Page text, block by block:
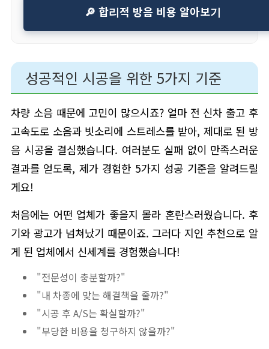
🔎 합리적 방음 비용 알아보기
성공적인 시공을 위한 5가지 기준
차량 소음 때문에 고민이 많으시죠? 얼마 전 신차 출고 후
고속도로 소음과 빗소리에 스트레스를 받아, 제대로 된 방
음 시공을 결심했습니다. 여러분도 실패 없이 만족스러운
결과를 얻도록, 제가 경험한 5가지 성공 기준을 알려드릴
게요!
처음에는 어떤 업체가 좋을지 몰라 혼란스러웠습니다. 후
기와 광고가 넘쳐났기 때문이죠. 그러다 지인 추천으로 알
게 된 업체에서 신세계를 경험했습니다!
"전문성이 충분할까?"
"내 차종에 맞는 해결책을 줄까?"
"시공 후 A/S는 확실할까?"
"부당한 비용을 청구하지 않을까?"